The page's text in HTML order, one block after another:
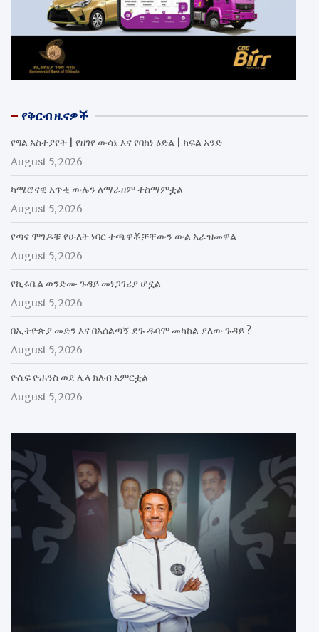
የቅርብ ዜናዎች
የግል አስተያየት | የዘገየ ውሳኔ እና የባከነ ዕድል | ክፍል አንድ
August 5, 2026
ካሜሮናዊ አጥቂ ውሉን ለማራዘም ተስማምቷል
August 5, 2026
የጣና ሞገዶቹ የሁለት ነባር ተጫዋቾቻቸውን ውል አራዝመዋል
August 5, 2026
የኪሩቤል ወንድሙ ጉዳይ መነጋገሪያ ሆኗል
August 5, 2026
በኢትዮጵያ መድን እና በአሰልጣኝ ደጉ ዱባሞ መካከል ያለው ጉዳይ ?
August 5, 2026
ዮሴፍ ዮሐንስ ወደ ሌላ ክለብ አምርቷል
August 5, 2026